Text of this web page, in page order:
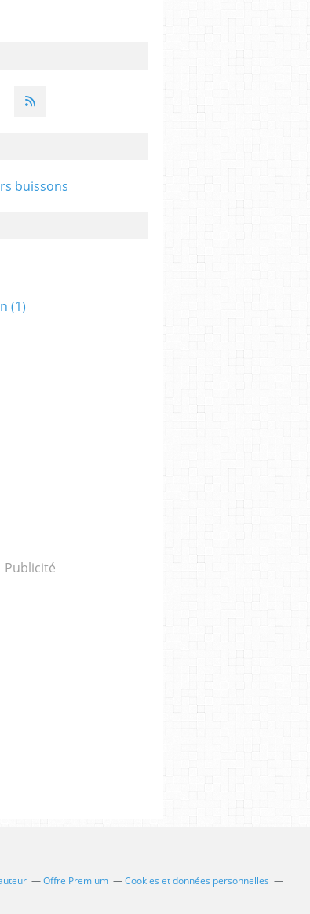
buissons
(1)
Publicité
Offre Premium
Cookies et données personnelles